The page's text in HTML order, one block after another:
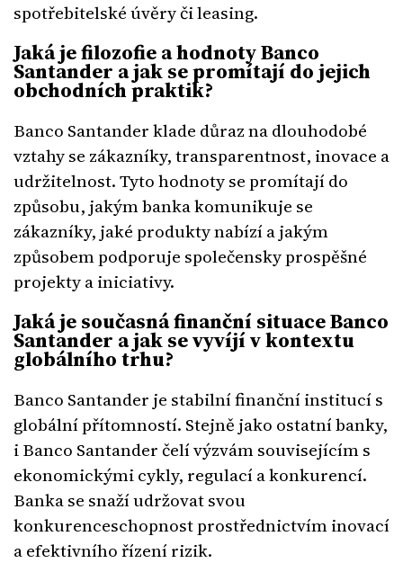
spotřebitelské úvěry či leasing.
Jaká je filozofie a hodnoty Banco
Santander a jak se promítají do jejich
obchodních praktik?
Banco Santander klade důraz na dlouhodobé
vztahy se zákazníky, transparentnost, inovace a
udržitelnost. Tyto hodnoty se promítají do
způsobu, jakým banka komunikuje se
zákazníky, jaké produkty nabízí a jakým
způsobem podporuje společensky prospěšné
projekty a iniciativy.
Jaká je současná finanční situace Banco
Santander a jak se vyvíjí v kontextu
globálního trhu?
Banco Santander je stabilní finanční institucí s
globální přítomností. Stejně jako ostatní banky,
i Banco Santander čelí výzvám souvisejícím s
ekonomickými cykly, regulací a konkurencí.
Banka se snaží udržovat svou
konkurenceschopnost prostřednictvím inovací
a efektivního řízení rizik.